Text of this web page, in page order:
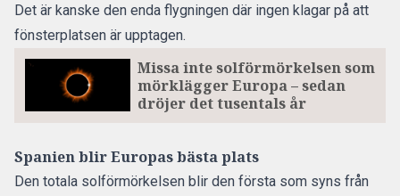
Det är kanske den enda flygningen där ingen klagar på att
fönsterplatsen är upptagen.
Missa inte solförmörkelsen som
mörklägger Europa – sedan
dröjer det tusentals år
Spanien blir Europas bästa plats
Den totala solförmörkelsen blir den första som syns från